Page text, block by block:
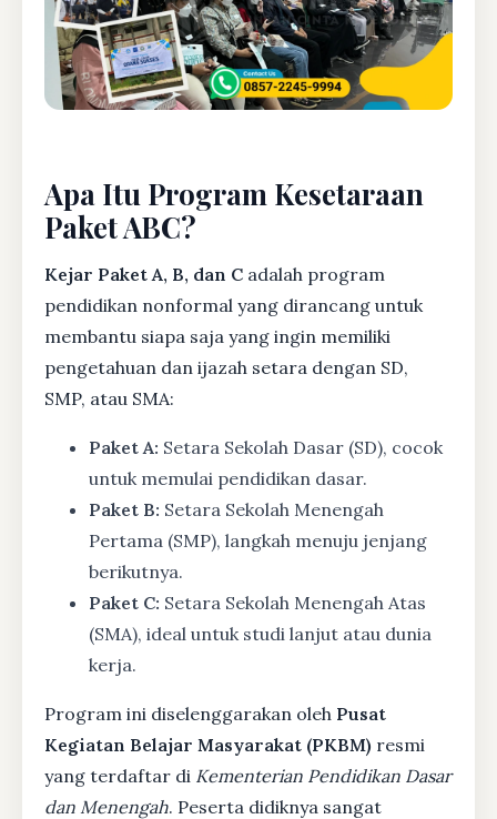
Apa Itu Program Kesetaraan
Paket ABC?
Kejar Paket A, B, dan C adalah program
pendidikan nonformal yang dirancang untuk
membantu siapa saja yang ingin memiliki
pengetahuan dan ijazah setara dengan SD,
SMP, atau SMA:
Paket A: Setara Sekolah Dasar (SD), cocok
untuk memulai pendidikan dasar.
Paket B: Setara Sekolah Menengah
Pertama (SMP), langkah menuju jenjang
berikutnya.
Paket C: Setara Sekolah Menengah Atas
(SMA), ideal untuk studi lanjut atau dunia
kerja.
Program ini diselenggarakan oleh Pusat
Kegiatan Belajar Masyarakat (PKBM) resmi
yang terdaftar di Kementerian Pendidikan Dasar
dan Menengah. Peserta didiknya sangat